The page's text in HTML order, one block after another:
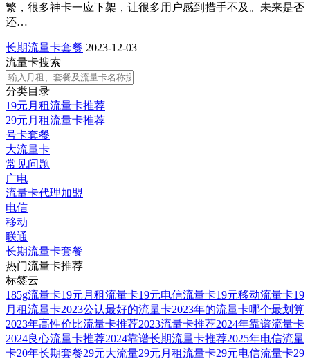
繁，很多神卡一应下架，让很多用户感到措手不及。未来是否
还…
长期流量卡套餐 2023-12-03
流量卡搜索
分类目录
19元月租流量卡推荐
29元月租流量卡推荐
号卡套餐
大流量卡
常见问题
广电
流量卡代理加盟
电信
移动
联通
长期流量卡套餐
热门流量卡推荐
标签云
185g流量卡19元月租流量卡19元电信流量卡19元移动流量卡19
月租流量卡2023公认最好的流量卡2023年的流量卡哪个最划算
2023年高性价比流量卡推荐2023流量卡推荐2024年靠谱流量卡
2024良心流量卡推荐2024靠谱长期流量卡推荐2025年电信流量
卡20年长期套餐29元大流量29元月租流量卡29元电信流量卡29